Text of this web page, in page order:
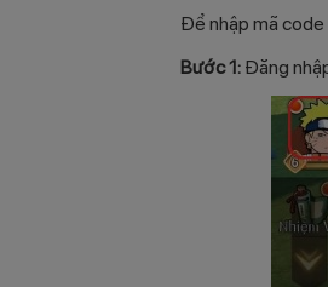
Để nhập mã
Bước 1: Đăng